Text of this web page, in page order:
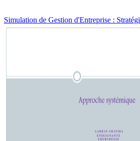
Simulation de Gestion d'Entreprise :